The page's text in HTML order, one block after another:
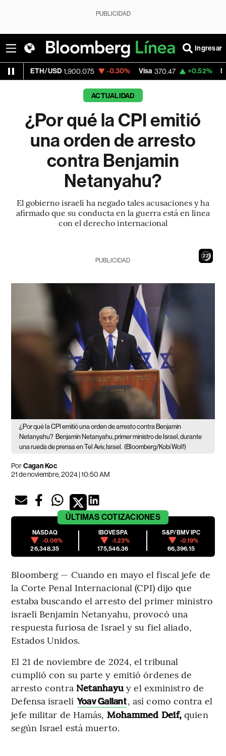
PUBLICIDAD
Ingresar
1,900.075 -0.30% Visa 370.47 +0.52% MercadoLibre
ACTUALIDAD
¿Por qué la CPI emitió
una orden de arresto
contra Benjamin
Netanyahu?
El gobierno israelí ha negado tales acusaciones y ha
afirmado que su conducta en la guerra está en línea
con el derecho internacional
21
PUBLICIDAD
¿Por qué la CPI emitió una orden de arresto contra Benjamin
Netanyahu? Benjamin Netanyahu, primer ministro de Israel, durante
una rueda de prensa en Tel Aviv, Israel. (Bloomberg/Kobi Wolf)
PorCagan Koc
21 de noviembre, 2024 | 10:50 AM
ÚLTIMAS COTIZACIONES
NASDAQ
-0.06%
26,348.35
IBOVESPA
-1.23%
175,546.36
S&P/BMV IPC
-0.19%
66,396.15
Bloomberg — Cuando en mayo el fiscal jefe de
la Corte Penal Internacional (CPI) dijo que
estaba buscando el arresto del primer ministro
israelí Benjamín Netanyahu, provocó una
respuesta furiosa de Israel y su fiel aliado,
Estados Unidos.
El 21 de noviembre de 2024, el tribunal
cumplió con su parte y emitió órdenes de
arresto contra Netanhayuy el exministro de
Defensa israelí Yoav Gallant, así como contra el
jefe militar de Hamás, Mohammed Deif, quien
según Israel está muerto.